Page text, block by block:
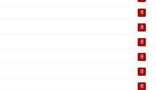
8
8
8
8
8
8